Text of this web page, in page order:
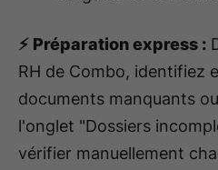
⚡ Préparation express :
RH de Combo, identifiez
documents manquants
l'onglet "Dossiers
vérifier manuellement